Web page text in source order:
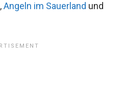
,Angeln im Sauerland und